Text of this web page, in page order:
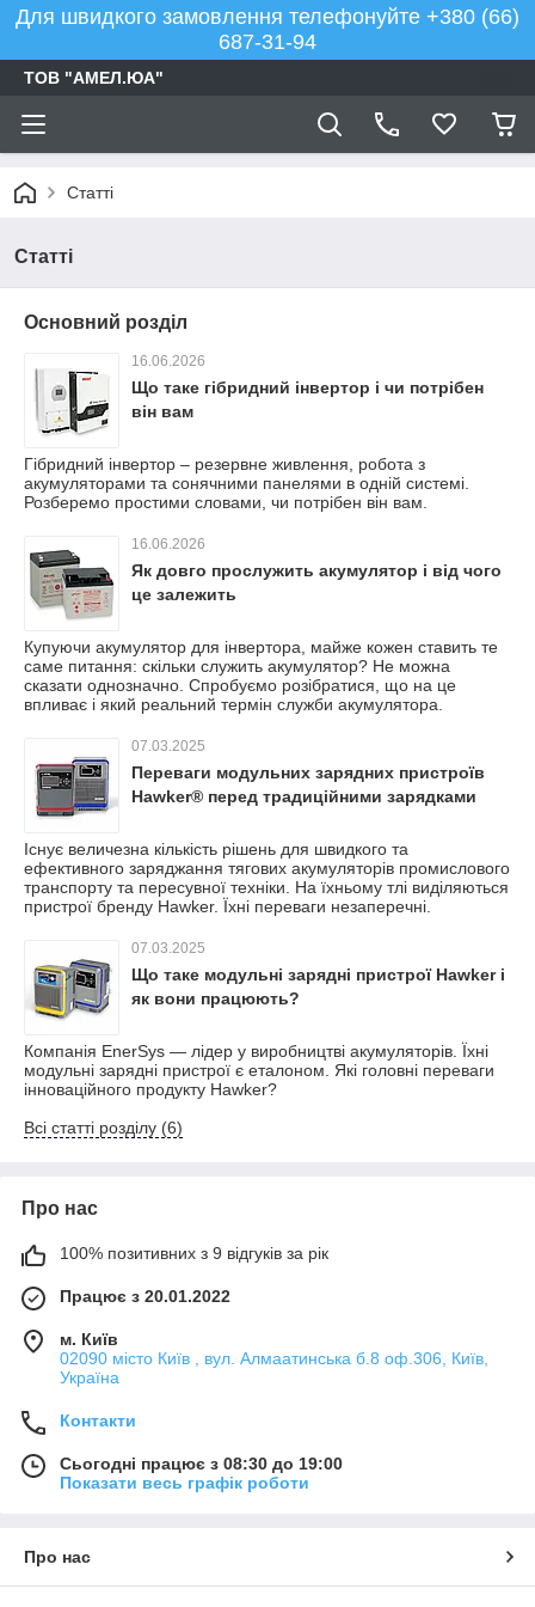
Для швидкого замовлення телефонуйте +380 (66)
687-31-94
ТОВ "АМЕЛ.ЮА"
Статті
Статті
Основний розділ
16.06.2026
Що таке гібридний інвертор і чи потрібен
він вам
Гібридний інвертор – резервне живлення, робота з
акумуляторами та сонячними панелями в одній системі.
Розберемо простими словами, чи потрібен він вам.
16.06.2026
Як довго прослужить акумулятор і від чого
це залежить
Купуючи акумулятор для інвертора, майже кожен ставить те
саме питання: скільки служить акумулятор? Не можна
сказати однозначно. Спробуємо розібратися, що на це
впливає і який реальний термін служби акумулятора.
07.03.2025
Переваги модульних зарядних пристроїв
Hawker® перед традиційними зарядками
Існує величезна кількість рішень для швидкого та
ефективного заряджання тягових акумуляторів промислового
транспорту та пересувної техніки. На їхньому тлі виділяються
пристрої бренду Hawker. Їхні переваги незаперечні.
07.03.2025
Що таке модульні зарядні пристрої Hawker і
як вони працюють?
Компанія EnerSys — лідер у виробництві акумуляторів. Їхні
модульні зарядні пристрої є еталоном. Які головні переваги
інноваційного продукту Hawker?
Всі статті розділу (6)
Про нас
100% позитивних з 9 відгуків за рік
Працює з 20.01.2022
м. Київ
02090 місто Київ , вул. Алмаатинська б.8 оф.306, Київ,
Україна
Контакти
Сьогодні працює з 08:30 до 19:00
Показати весь графік роботи
Про нас